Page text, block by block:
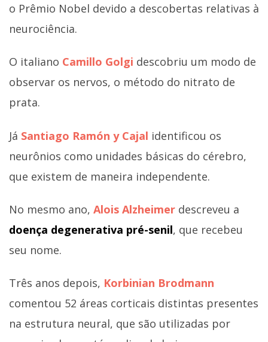
o Prêmio Nobel devido a descobertas relativas à
neurociência.
O italiano Camillo Golgi descobriu um modo de
observar os nervos, o método do nitrato de
prata.
Já Santiago Ramón y Cajal identificou os
neurônios como unidades básicas do cérebro,
que existem de maneira independente.
No mesmo ano, Alois Alzheimer descreveu a
doença degenerativa pré-senil, que recebeu
seu nome.
Três anos depois, Korbinian Brodmann
comentou 52 áreas corticais distintas presentes
na estrutura neural, que são utilizadas por